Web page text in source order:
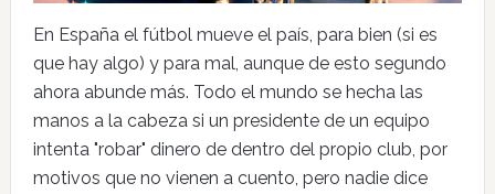
En España el fútbol mueve el país, para bien (si es
que hay algo) y para mal, aunque de esto segundo
ahora abunde más. Todo el mundo se hecha las
manos a la cabeza si un presidente de un equipo
intenta "robar" dinero de dentro del propio club, por
motivos que no vienen a cuento, pero nadie dice